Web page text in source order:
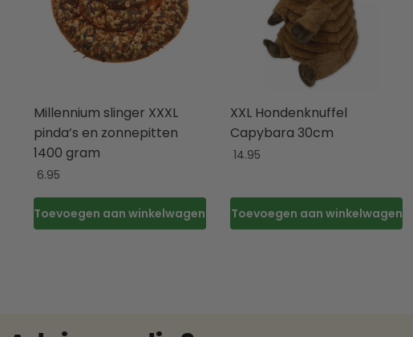
Millennium slinger XXXL
pinda’s en zonnepitten
1400 gram
6.95
Toevoegen aan winkelwagen
XXL Hondenknuffel
Capybara 30cm
14.95
Toevoegen aan winkelwagen